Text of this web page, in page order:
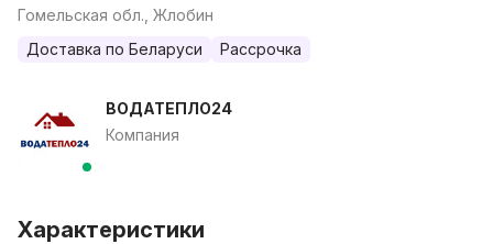
Гомельская обл., Жлобин
Доставка по Беларуси
Рассрочка
ВОДАТЕПЛО24
Компания
Характеристики